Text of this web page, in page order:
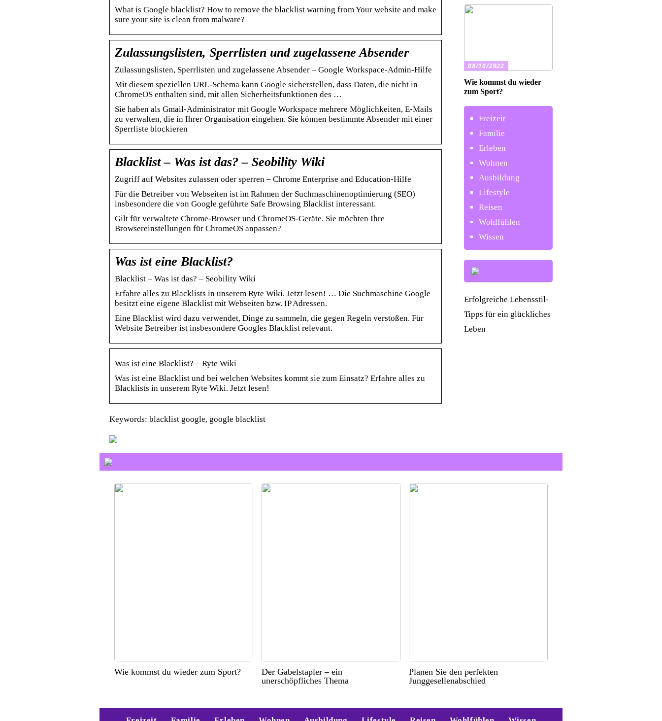
What is Google blacklist? How to remove the blacklist warning from Your website and make
sure your site is clean from malware?
Zulassungslisten, Sperrlisten und zugelassene Absender
Zulassungslisten, Sperrlisten und zugelassene Absender – Google Workspace-Admin-Hilfe
Mit diesem speziellen URL-Schema kann Google sicherstellen, dass Daten, die nicht in
ChromeOS enthalten sind, mit allen Sicherheitsfunktionen des …
Sie haben als Gmail-Administrator mit Google Workspace mehrere Möglichkeiten, E-Mails
zu verwalten, die in Ihrer Organisation eingehen. Sie können bestimmte Absender mit einer
Sperrliste blockieren
Blacklist – Was ist das? – Seobility Wiki
Zugriff auf Websites zulassen oder sperren – Chrome Enterprise and Education-Hilfe
Für die Betreiber von Webseiten ist im Rahmen der Suchmaschinenoptimierung (SEO)
insbesondere die von Google geführte Safe Browsing Blacklist interessant.
Gilt für verwaltete Chrome-Browser und ChromeOS-Geräte. Sie möchten Ihre
Browsereinstellungen für ChromeOS anpassen?
Was ist eine Blacklist?
Blacklist – Was ist das? – Seobility Wiki
Erfahre alles zu Blacklists in unserem Ryte Wiki. Jetzt lesen! … Die Suchmaschine Google
besitzt eine eigene Blacklist mit Webseiten bzw. IP Adressen.
Eine Blacklist wird dazu verwendet, Dinge zu sammeln, die gegen Regeln verstoßen. Für
Website Betreiber ist insbesondere Googles Blacklist relevant.
Was ist eine Blacklist? – Ryte Wiki
Was ist eine Blacklist und bei welchen Websites kommt sie zum Einsatz? Erfahre alles zu
Blacklists in unserem Ryte Wiki. Jetzt lesen!
Keywords: blacklist google, google blacklist
08/10/2022
Wie kommst du wieder
zum Sport?
Freizeit
Familie
Erleben
Wohnen
Ausbildung
Lifestyle
Reisen
Wohlfühlen
Wissen
Erfolgreiche Lebensstil-
Tipps für ein glückliches
Leben
Wie kommst du wieder zum Sport?
Der Gabelstapler – ein
unerschöpfliches Thema
Planen Sie den perfekten
Junggesellenabschied